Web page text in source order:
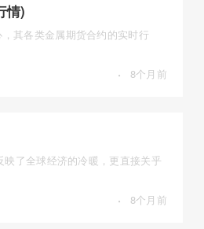
情)
其各类金属期货合约的实时行
· 8个月前
映了全球经济的冷暖，更直接关乎
· 8个月前